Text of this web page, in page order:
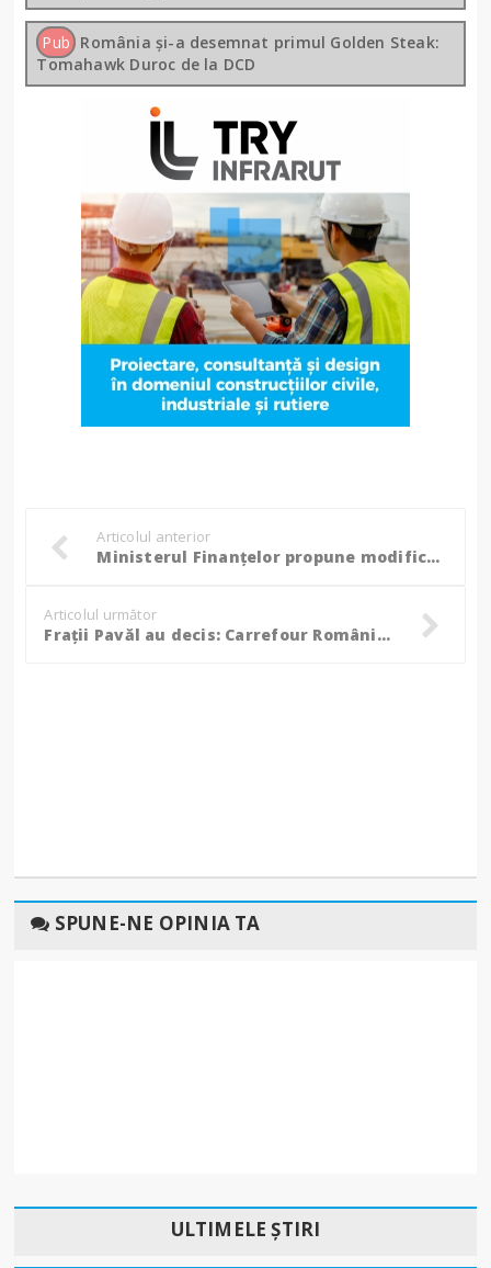
Pub România și-a desemnat primul Golden Steak:
Tomahawk Duroc de la DCD
Articolul anterior
Ministerul Finanțelor propune modificări semnificative pentru Registrul de evidență fiscală
Articolul următor
Frații Pavăl au decis: Carrefour România trece la produse 100% românești!
SPUNE-NE OPINIA TA
ULTIMELE ȘTIRI